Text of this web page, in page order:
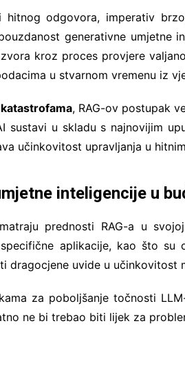
hitnog odgovora, imperativ
generativne
kroz proces provjere
u stvarnom vremenu iz
, RAG-ov postupak
sustavi u skladu s najnovijim
učinkovitost upravljanja u
inteligencije u
prednosti RAG-a u
aplikacije, kao što
dragocjene uvide u učinkovitost
za poboljšanje točnosti
ne bi trebao biti lijek za